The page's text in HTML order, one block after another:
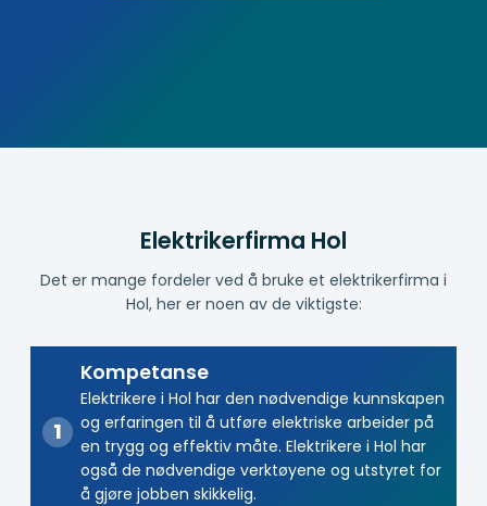
Elektrikerfirma Hol
Det er mange fordeler ved å bruke et elektrikerfirma i
Hol, her er noen av de viktigste:
Kompetanse
Elektrikere i Hol har den nødvendige kunnskapen
og erfaringen til å utføre elektriske arbeider på
en trygg og effektiv måte. Elektrikere i Hol har
også de nødvendige verktøyene og utstyret for
å gjøre jobben skikkelig.